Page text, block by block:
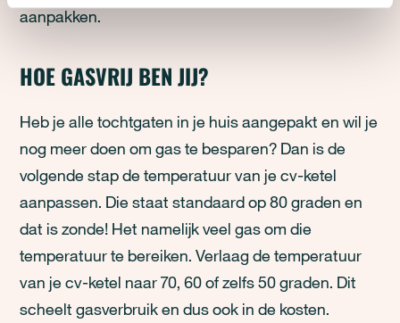
aanpakken.
HOE GASVRIJ BEN JIJ?
Heb je alle tochtgaten in je huis aangepakt en wil je
nog meer doen om gas te besparen? Dan is de
volgende stap de temperatuur van je cv-ketel
aanpassen. Die staat standaard op 80 graden en
dat is zonde! Het namelijk veel gas om die
temperatuur te bereiken. Verlaag de temperatuur
van je cv-ketel naar 70, 60 of zelfs 50 graden. Dit
scheelt gasverbruik en dus ook in de kosten.